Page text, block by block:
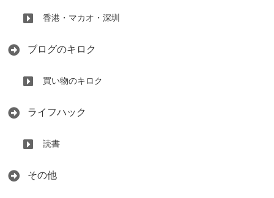
香港・マカオ・深圳
ブログのキロク
買い物のキロク
ライフハック
読書
その他